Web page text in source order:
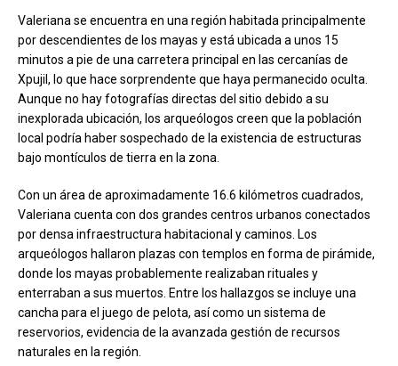
Valeriana se encuentra en una región habitada principalmente
por descendientes de los mayas y está ubicada a unos 15
minutos a pie de una carretera principal en las cercanías de
Xpujil, lo que hace sorprendente que haya permanecido oculta.
Aunque no hay fotografías directas del sitio debido a su
inexplorada ubicación, los arqueólogos creen que la población
local podría haber sospechado de la existencia de estructuras
bajo montículos de tierra en la zona.
Con un área de aproximadamente 16.6 kilómetros cuadrados,
Valeriana cuenta con dos grandes centros urbanos conectados
por densa infraestructura habitacional y caminos. Los
arqueólogos hallaron plazas con templos en forma de pirámide,
donde los mayas probablemente realizaban rituales y
enterraban a sus muertos. Entre los hallazgos se incluye una
cancha para el juego de pelota, así como un sistema de
reservorios, evidencia de la avanzada gestión de recursos
naturales en la región.